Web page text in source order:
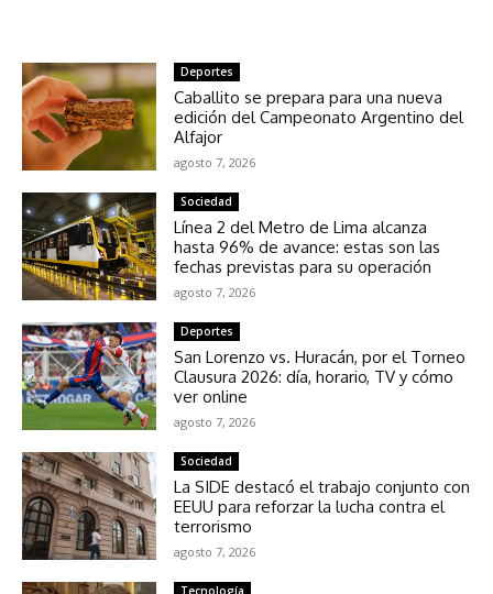
Deportes
Caballito se prepara para una nueva
edición del Campeonato Argentino del
Alfajor
agosto 7, 2026
Sociedad
Línea 2 del Metro de Lima alcanza
hasta 96% de avance: estas son las
fechas previstas para su operación
agosto 7, 2026
Deportes
San Lorenzo vs. Huracán, por el Torneo
Clausura 2026: día, horario, TV y cómo
ver online
agosto 7, 2026
Sociedad
La SIDE destacó el trabajo conjunto con
EEUU para reforzar la lucha contra el
terrorismo
agosto 7, 2026
Tecnología